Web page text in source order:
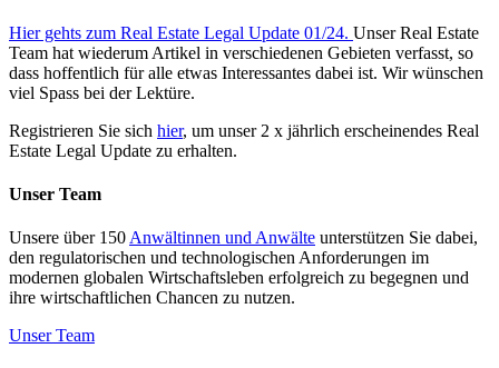
Hier gehts zum Real Estate Legal Update 01/24. Unser Real Estate
Team hat wiederum Artikel in verschiedenen Gebieten verfasst, so
dass hoffentlich für alle etwas Interessantes dabei ist. Wir wünschen
viel Spass bei der Lektüre.
Registrieren Sie sich hier, um unser 2 x jährlich erscheinendes Real
Estate Legal Update zu erhalten.
Unser Team
Unsere über 150 Anwältinnen und Anwälte unterstützen Sie dabei,
den regulatorischen und technologischen Anforderungen im
modernen globalen Wirtschaftsleben erfolgreich zu begegnen und
ihre wirtschaftlichen Chancen zu nutzen.
Unser Team